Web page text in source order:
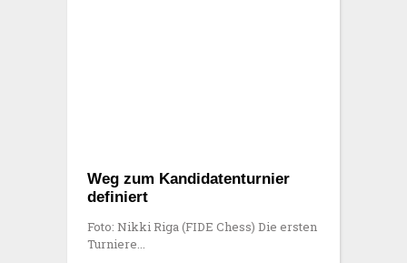
Weg zum Kandidatenturnier
definiert
Foto: Nikki Riga (FIDE Chess) Die ersten
Turniere